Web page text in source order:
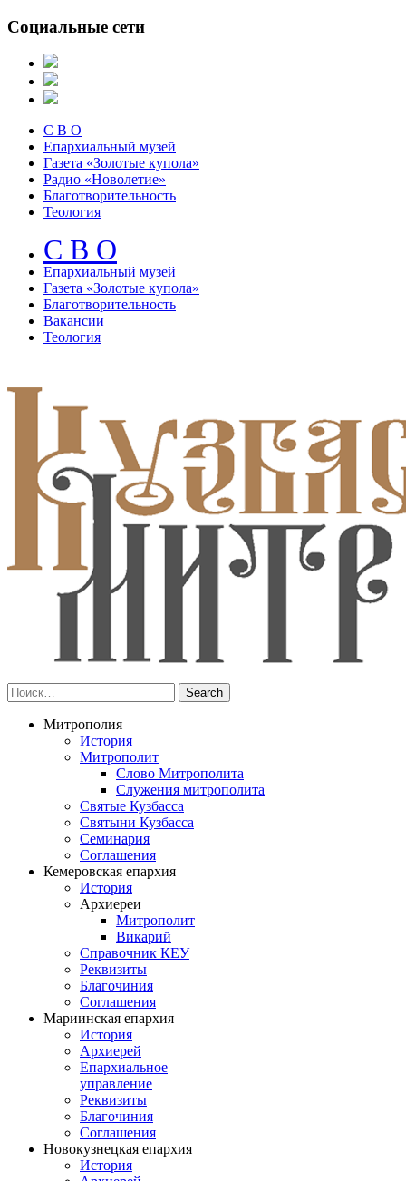
Социальные сети
С В О
Епархиальный музей
Газета «Золотые купола»
Радио «Новолетие»
Благотворительность
Теология
С В О
Епархиальный музeй
Газета «Золотые купола»
Благотворительность
Вакансии
Теология
Митрополия
История
Митрополит
Слово Митрополита
Служения митрополита
Святые Кузбасса
Святыни Кузбасса
Семинария
Соглашения
Кемеровская епархия
История
Архиереи
Митрополит
Викарий
Справочник КЕУ
Реквизиты
Благочиния
Соглашения
Мариинская епархия
История
Архиерей
Епархиальное
управление
Реквизиты
Благочиния
Соглашения
Новокузнецкая епархия
История